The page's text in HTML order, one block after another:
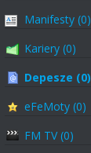
Manifesty (0)
Kariery (0)
Depesze (0)
eFeMoty (0)
FM TV (0)